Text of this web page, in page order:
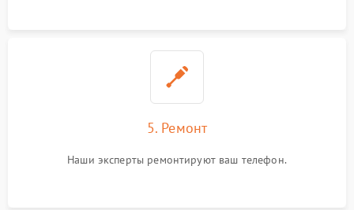
5. Ремонт
Наши эксперты ремонтируют ваш телефон.